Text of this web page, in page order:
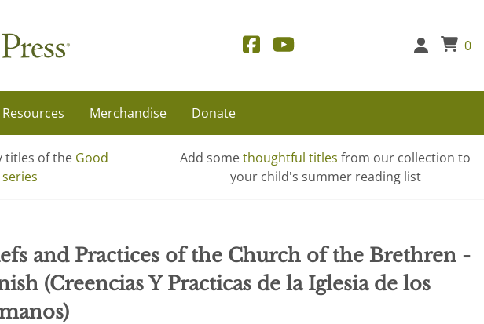
0
Merchandise Donate
titles of the Good
Add somethoughtful titles from our collection to
your child's summer reading list
and Practices of the Church of the Brethren -
(Creencias Y Practicas de la Iglesia de los